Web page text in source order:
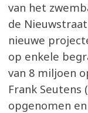
van het
de
nieuwe
op enkele
van 8 miljoen
Frank
opgenomen